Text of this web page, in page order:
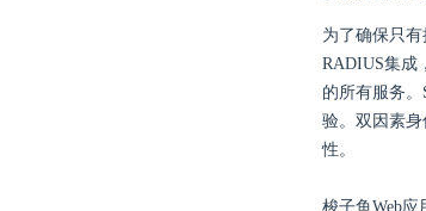
为了确保只
RADIUS集成
的所有服务
验。双因素身
性。
梭子鱼Web